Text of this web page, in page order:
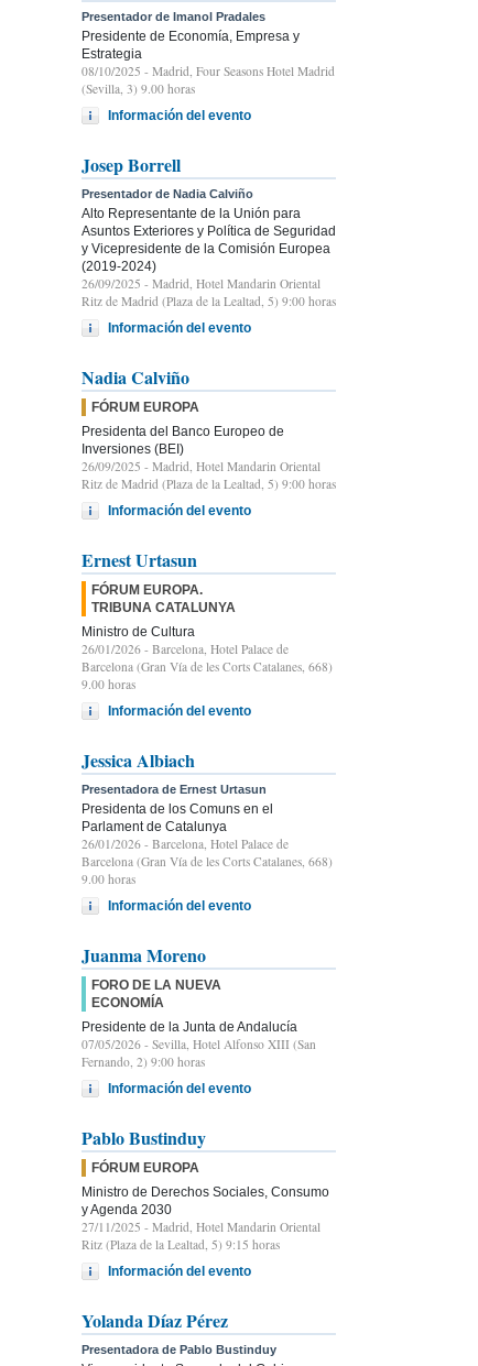
Presentador de Imanol Pradales
Presidente de Economía, Empresa y
Estrategia
08/10/2025 - Madrid, Four Seasons Hotel Madrid
(Sevilla, 3) 9.00 horas
Información del evento
Josep Borrell
Presentador de Nadia Calviño
Alto Representante de la Unión para
Asuntos Exteriores y Política de Seguridad
y Vicepresidente de la Comisión Europea
(2019-2024)
26/09/2025 - Madrid, Hotel Mandarin Oriental
Ritz de Madrid (Plaza de la Lealtad, 5) 9:00 horas
Información del evento
Nadia Calviño
FÓRUM EUROPA
Presidenta del Banco Europeo de
Inversiones (BEI)
26/09/2025 - Madrid, Hotel Mandarin Oriental
Ritz de Madrid (Plaza de la Lealtad, 5) 9:00 horas
Información del evento
Ernest Urtasun
FÓRUM EUROPA.
TRIBUNA CATALUNYA
Ministro de Cultura
26/01/2026 - Barcelona, Hotel Palace de
Barcelona (Gran Vía de les Corts Catalanes, 668)
9.00 horas
Información del evento
Jessica Albiach
Presentadora de Ernest Urtasun
Presidenta de los Comuns en el
Parlament de Catalunya
26/01/2026 - Barcelona, Hotel Palace de
Barcelona (Gran Vía de les Corts Catalanes, 668)
9.00 horas
Información del evento
Juanma Moreno
FORO DE LA NUEVA
ECONOMÍA
Presidente de la Junta de Andalucía
07/05/2026 - Sevilla, Hotel Alfonso XIII (San
Fernando, 2) 9:00 horas
Información del evento
Pablo Bustinduy
FÓRUM EUROPA
Ministro de Derechos Sociales, Consumo
y Agenda 2030
27/11/2025 - Madrid, Hotel Mandarin Oriental
Ritz (Plaza de la Lealtad, 5) 9:15 horas
Información del evento
Yolanda Díaz Pérez
Presentadora de Pablo Bustinduy